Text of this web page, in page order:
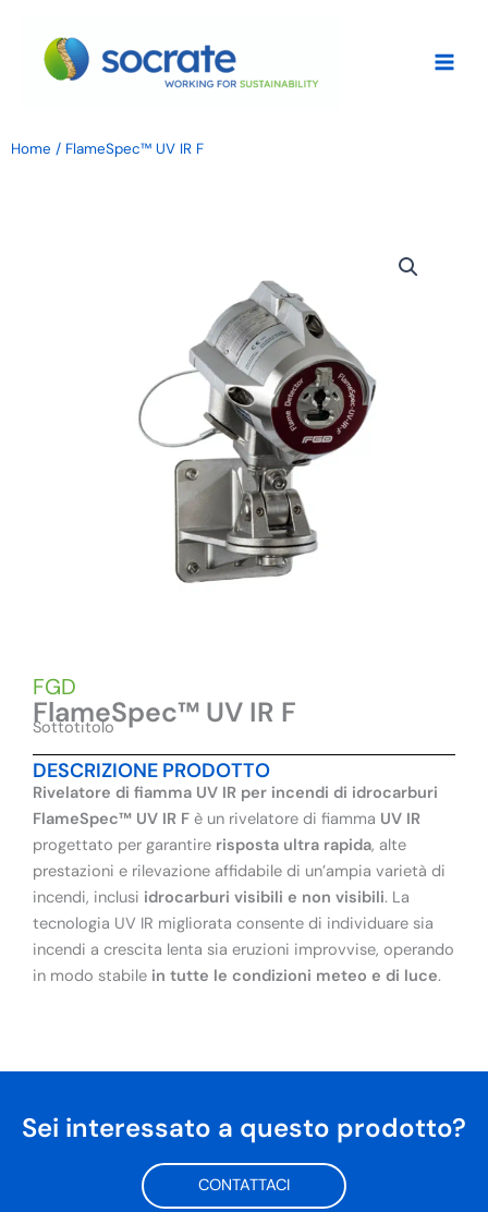
contenuto
Home / FlameSpec™ UV IR F
FGD
FlameSpec™ UV IR F
Sottotitolo
DESCRIZIONE PRODOTTO
Rivelatore di fiamma UV IR per incendi di idrocarburi
FlameSpec™ UV IR F è un rivelatore di fiamma UV IR
progettato per garantire risposta ultra rapida, alte
prestazioni e rilevazione affidabile di un’ampia varietà di
incendi, inclusi idrocarburi visibili e non visibili. La
tecnologia UV IR migliorata consente di individuare sia
incendi a crescita lenta sia eruzioni improvvise, operando
in modo stabile in tutte le condizioni meteo e di luce.
Sei interessato a questo prodotto?
CONTATTACI